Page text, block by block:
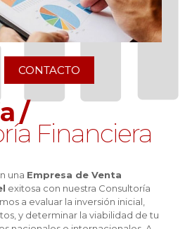
CONTACTO
/
Financiera
una Empresa de Venta
exitosa con nuestra Consultoría
a evaluar la inversión inicial,
y determinar la viabilidad de tu